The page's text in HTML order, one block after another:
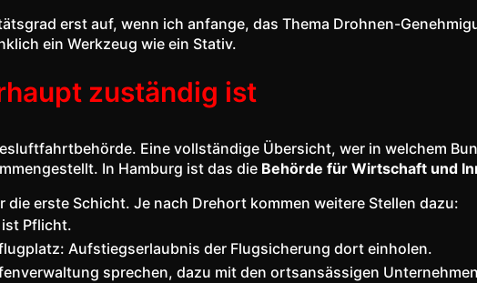
erst auf, wenn ich anfange, das Thema Drohnen-
ein Werkzeug wie ein Stativ.
zuständig ist
Eine vollständige Übersicht, wer in welchem
In Hamburg ist das die Behörde für Wirtschaft und
erste Schicht. Je nach Drehort kommen weitere Stellen dazu:
Pflicht.
Aufstiegserlaubnis der Flugsicherung dort einholen.
sprechen, dazu mit den ortsansässigen